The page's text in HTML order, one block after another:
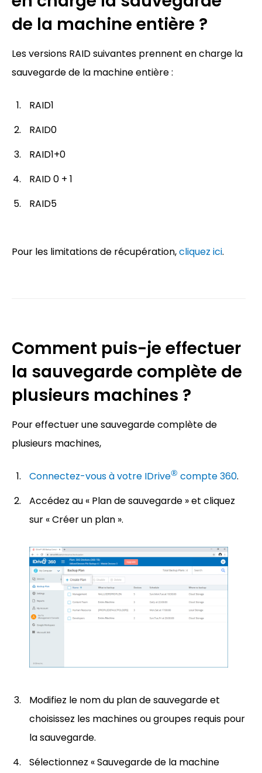
de la machine entière ?
Les versions RAID suivantes prennent en charge la
sauvegarde de la machine entière :
RAID1
RAID0
RAID1+0
RAID 0 + 1
RAID5
Pour les limitations de récupération,cliquez ici.
Comment puis-je effectuer
la sauvegarde complète de
plusieurs machines ?
Pour effectuer une sauvegarde complète de
plusieurs machines,
Connectez-vous à votre IDrive® compte 360.
Accédez au « Plan de sauvegarde » et cliquez
sur « Créer un plan ».
Modifiez le nom du plan de sauvegarde et
choisissez les machines ou groupes requis pour
la sauvegarde.
Sélectionnez « Sauvegarde de la machine